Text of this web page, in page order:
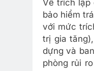
Về trích lập
bảo hiểm
với mức
trị gia
dựng và
phòng rủi